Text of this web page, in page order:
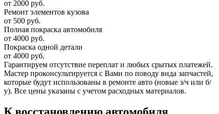
от 2000 руб.
Ремонт элементов кузова
от 500 руб.
Полная покраска автомобиля
от 4000 руб.
Покраска одной детали
от 4000 руб.
Гарантируем отсутствие переплат и любых срытых платежей.
Мастер проконсультируется с Вами по поводу вида запчастей,
которые будут использованы в ремонте авто (новые з/ч или б/
у). Все цены указаны с учетом расходных материалов.
К восстановлению автомобиля